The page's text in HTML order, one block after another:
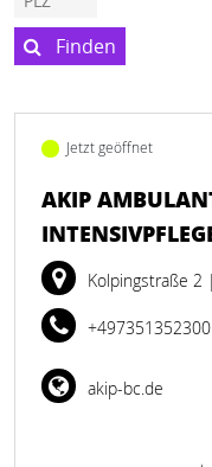
Finden
Jetzt geöffnet
AKIP
Kolpingstraße 2
+497351352300
akip-bc.de